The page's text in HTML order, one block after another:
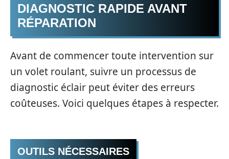
DIAGNOSTIC RAPIDE AVANT
RÉPARATION
Avant de commencer toute intervention sur
un volet roulant, suivre un processus de
diagnostic éclair peut éviter des erreurs
coûteuses. Voici quelques étapes à respecter.
OUTILS NÉCESSAIRES